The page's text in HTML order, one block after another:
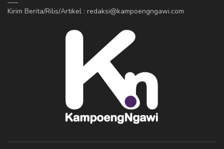
Kirim Berita/Rilis/Artikel : redaksi@kampoengngawi.com